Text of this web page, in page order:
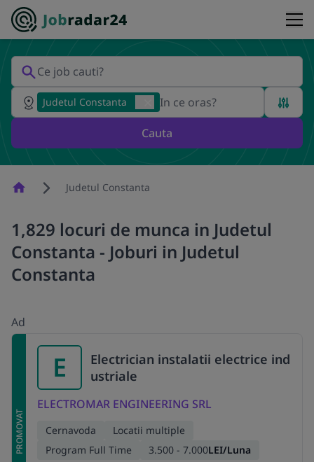
Judetul Constanta
Cauta
HomepageJudetul Constanta
1,829 locuri de munca in Judetul
Constanta - Joburi in Judetul
Constanta
Ad
PROMOVAT
E
Electrician instalatii electrice ind
ustriale
ELECTROMAR ENGINEERING SRL
Cernavoda
Locatii multiple
Program Full Time
3.500 - 7.000LEI/Luna